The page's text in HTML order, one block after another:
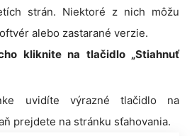
strán. Niektoré z nich môžu
alebo zastarané verzie.
kliknite na tlačidlo „Stiahnuť
uvidíte výrazné tlačidlo na
prejdete na stránku sťahovania.